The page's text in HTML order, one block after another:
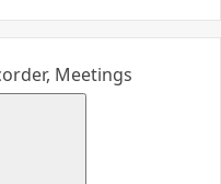
Meetings